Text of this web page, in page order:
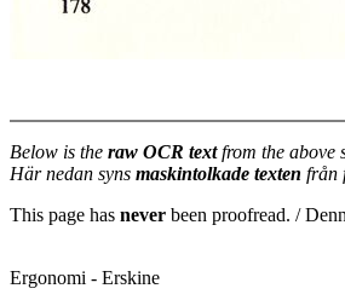
Below is the raw OCR textfrom the above
Här nedan syns maskintolkade texten från
This page has never been proofread. /
Ergonomi - Erskine